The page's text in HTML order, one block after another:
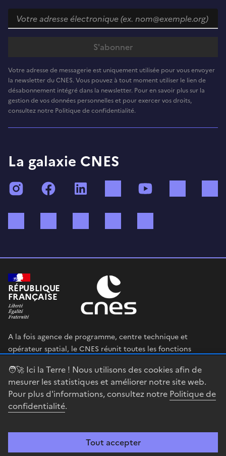
🧑‍🚀 Ici la Terre ! Nous utilisons des cookies afin de
mesurer les statistiques et améliorer notre site web.
Pour plus d'informations, consultez notre Politique de
confidentialité.
Tout accepter
Votre adresse de messagerie est uniquement utilisée pour vous envoyer
la newsletter du CNES. Vous pouvez à tout moment utiliser le lien de
désabonnement intégré dans la newsletter. Pour en savoir plus sur la
gestion de vos données personnelles et pour exercer vos droits,
consultez notre Politique de confidentialité.
La galaxie CNES
InstagramFacebook TikTok
RÉPUBLIQUE
FRANÇAISE
A la fois agence de programme, centre technique et
opérateur spatial, le CNES réunit toutes les fonctions
en œuvre sa stratégie spatiale.
legifrance.gouv.fr
gouvernement.fr
Accessibilité : partiellement conforme Mentions légales